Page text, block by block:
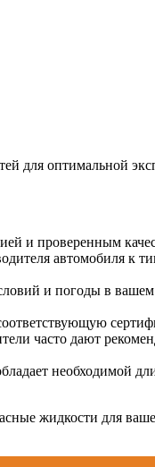
для оптимальной
и проверенным
автомобиля к
и погоды в
часто дают
необходимой
жидкости для